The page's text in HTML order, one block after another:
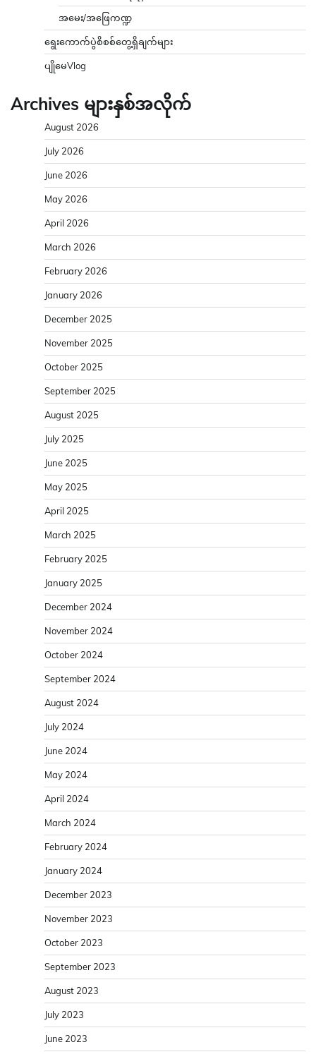
အမေး/အဖြေကဏ္ဍ
ရွေးကောက်ပွဲစိစစ်တွေ့ရှိချက်များ
ပျိုမေVlog
Archives များနှစ်အလိုက်
August 2026
July 2026
June 2026
May 2026
April 2026
March 2026
February 2026
January 2026
December 2025
November 2025
October 2025
September 2025
August 2025
July 2025
June 2025
May 2025
April 2025
March 2025
February 2025
January 2025
December 2024
November 2024
October 2024
September 2024
August 2024
July 2024
June 2024
May 2024
April 2024
March 2024
February 2024
January 2024
December 2023
November 2023
October 2023
September 2023
August 2023
July 2023
June 2023